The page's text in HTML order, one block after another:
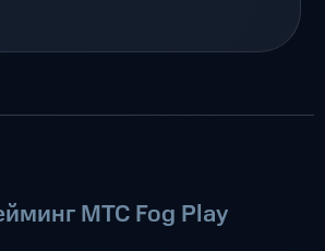
МТС Fog Play